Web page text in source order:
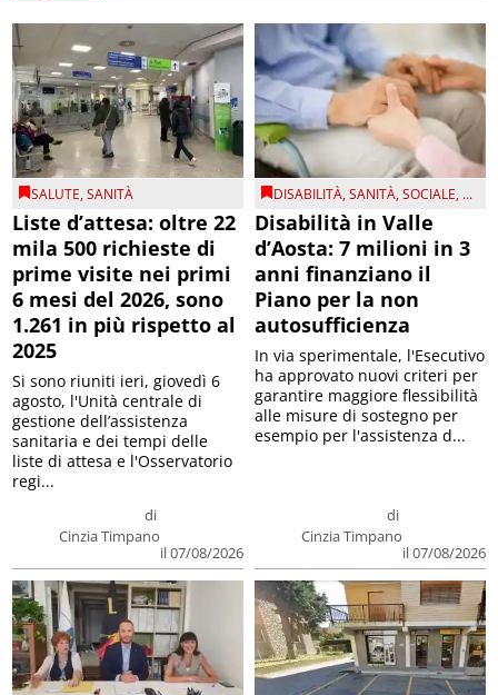
SALUTE,SANITÀ
Liste d’attesa: oltre 22
mila 500 richieste di
prime visite nei primi
6 mesi del 2026, sono
1.261 in più rispetto al
2025
di
Cinzia Timpano
il 07/08/2026
Si sono riuniti ieri, giovedì 6
agosto, l'Unità centrale di
gestione dell’assistenza
sanitaria e dei tempi delle
liste di attesa e l'Osservatorio
regi...
DISABILITÀ,SANITÀ,SOCIALE, ...
Disabilità in Valle
d’Aosta: 7 milioni in 3
anni finanziano il
Piano per la non
autosufficienza
di
Cinzia Timpano
il 07/08/2026
In via sperimentale, l'Esecutivo
ha approvato nuovi criteri per
garantire maggiore flessibilità
alle misure di sostegno per
esempio per l'assistenza d...